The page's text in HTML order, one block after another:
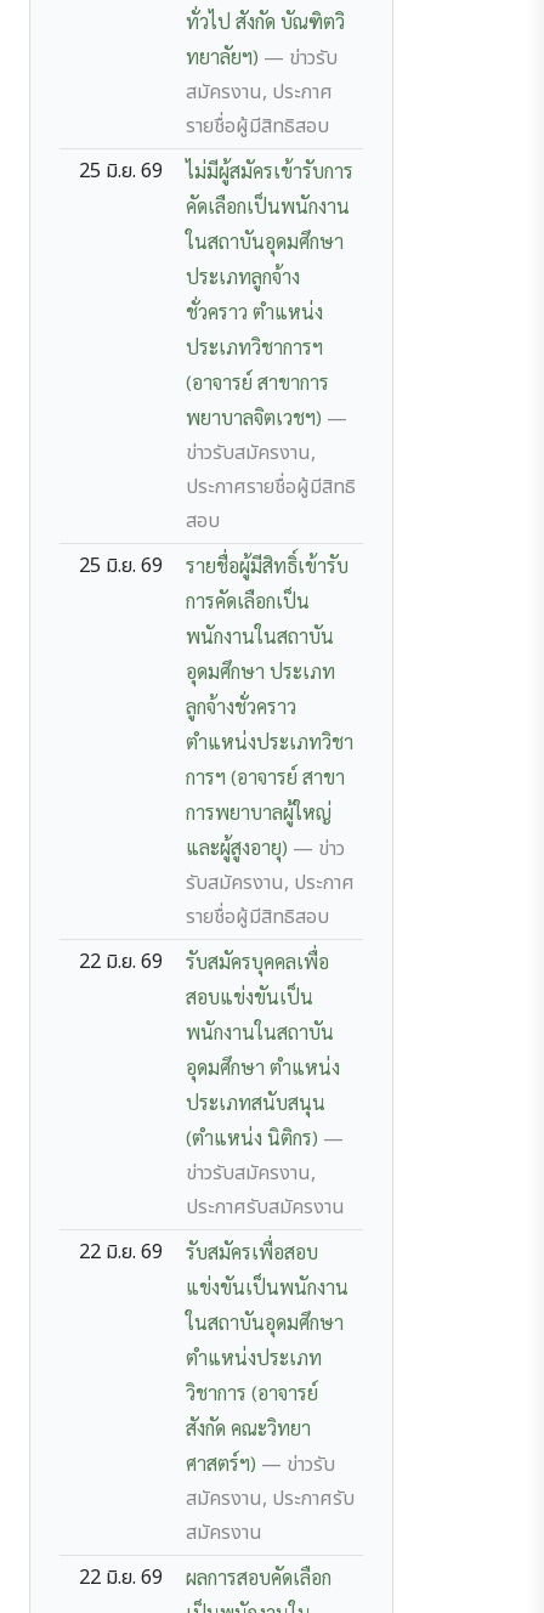
ทั่วไป สังกัด บัณฑิตวิ
ทยาลัยฯ) — ข่าวรับ
สมัครงาน, ประกาศ
รายชื่อผู้มีสิทธิสอบ
25 มิ.ย. 69
ไม่มีผู้สมัครเข้ารับการ
คัดเลือกเป็นพนักงาน
ในสถาบันอุดมศึกษา
ประเภทลูกจ้าง
ชั่วคราว ตำแหน่ง
ประเภทวิชาการฯ
(อาจารย์ สาขาการ
พยาบาลจิตเวชฯ) —
ข่าวรับสมัครงาน,
ประกาศรายชื่อผู้มีสิทธิ
สอบ
25 มิ.ย. 69
รายชื่อผู้มีสิทธิ์เข้ารับ
การคัดเลือกเป็น
พนักงานในสถาบัน
อุดมศึกษา ประเภท
ลูกจ้างชั่วคราว
ตำแหน่งประเภทวิชา
การฯ (อาจารย์ สาขา
การพยาบาลผู้ใหญ่
และผู้สูงอายุ) — ข่าว
รับสมัครงาน, ประกาศ
รายชื่อผู้มีสิทธิสอบ
22 มิ.ย. 69
รับสมัครบุคคลเพื่อ
สอบแข่งขันเป็น
พนักงานในสถาบัน
อุดมศึกษา ตำแหน่ง
ประเภทสนับสนุน
(ตำแหน่ง นิติกร) —
ข่าวรับสมัครงาน,
ประกาศรับสมัครงาน
22 มิ.ย. 69
รับสมัครเพื่อสอบ
แข่งขันเป็นพนักงาน
ในสถาบันอุดมศึกษา
ตำแหน่งประเภท
วิชาการ (อาจารย์
สังกัด คณะวิทยา
ศาสตร์ฯ) — ข่าวรับ
สมัครงาน, ประกาศรับ
สมัครงาน
22 มิ.ย. 69
ผลการสอบคัดเลือก